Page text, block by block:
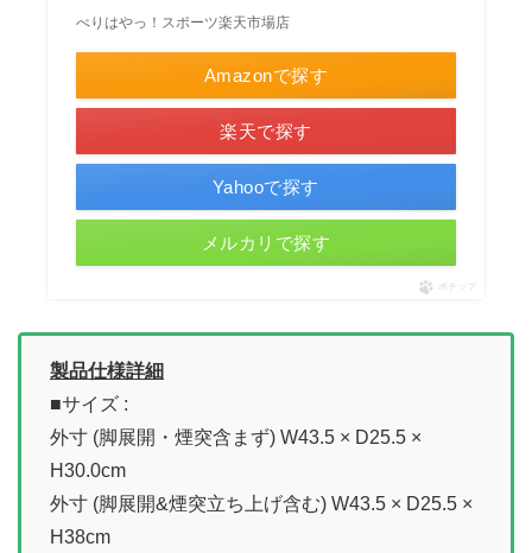
べりはやっ！スポーツ楽天市場店
Amazonで探す
楽天で探す
Yahooで探す
メルカリで探す
ポチップ
製品仕様詳細
■サイズ :
外寸 (脚展開・煙突含まず) W43.5 × D25.5 ×
H30.0cm
外寸 (脚展開&煙突立ち上げ含む) W43.5 × D25.5 ×
H38cm